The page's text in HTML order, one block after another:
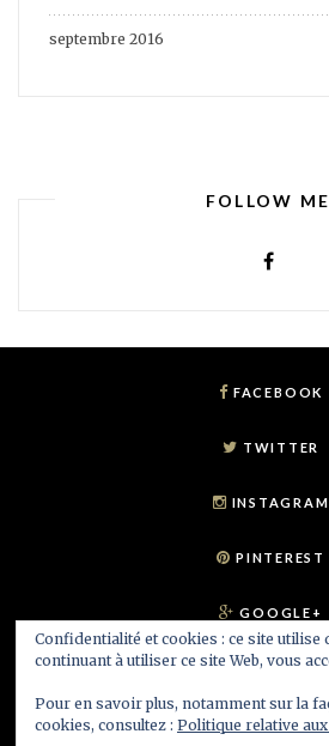
septembre 2016
FOLLOW ME
FACEBOOK
TWITTER
INSTAGRAM
PINTEREST
GOOGLE+
RSS
Confidentialité et cookies : ce site utilise
continuant à utiliser ce site Web, vous
Pour en savoir plus, notamment sur la
cookies, consultez : Politique relative